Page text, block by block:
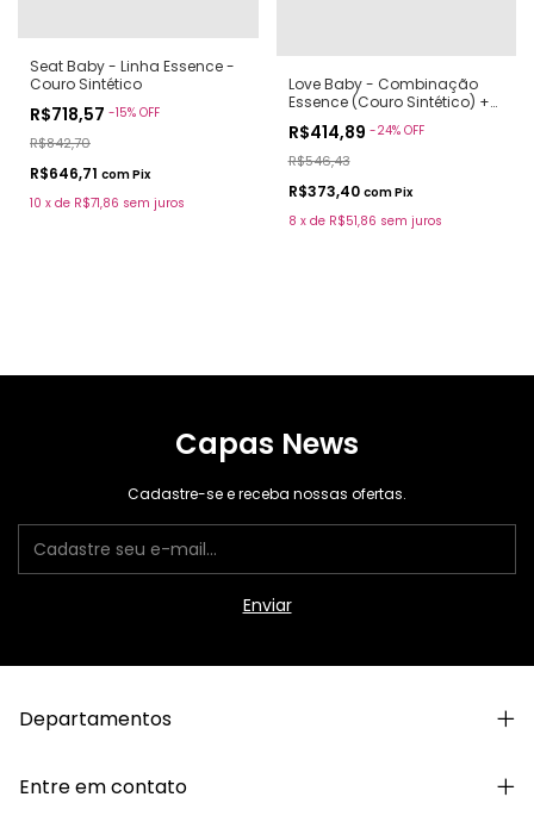
Seat Baby - Linha Essence -
Couro Sintético
R$718,57 -15% OFF
R$842,70
R$646,71 comPix
10 x de R$71,86 sem juros
Love Baby - Combinação
Essence (Couro Sintético) +
R$414,89 -24% OFF
R$546,43
R$373,40 comPix
8 x de R$51,86 sem juros
Capas News
Cadastre-se e receba nossas ofertas.
Departamentos
Entre em contato